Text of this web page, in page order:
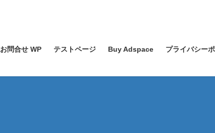
お問合せ WP テストページ Buy Adspace プライバシー